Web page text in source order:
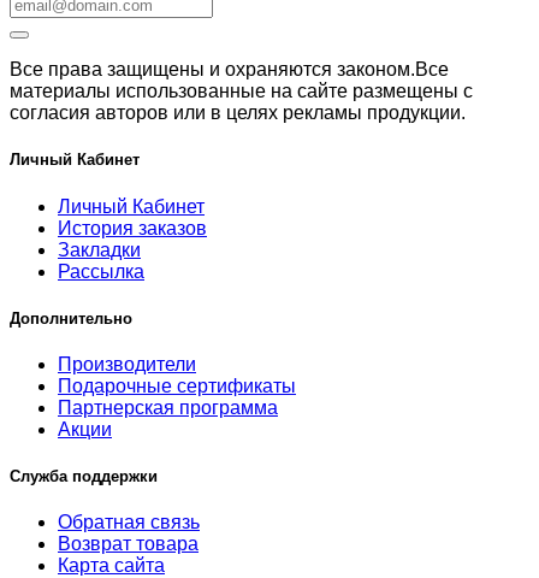
Все права защищены и охраняются законом.Все
материалы использованные на сайте размещены с
согласия авторов или в целях рекламы продукции.
Личный Кабинет
Личный Кабинет
История заказов
Закладки
Рассылка
Дополнительно
Производители
Подарочные сертификаты
Партнерская программа
Акции
Служба поддержки
Обратная связь
Возврат товара
Карта сайта